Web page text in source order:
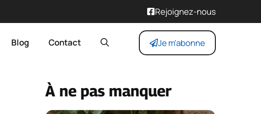
Rejoignez-nous
Blog Contact Je m'abonne
À ne pas manquer